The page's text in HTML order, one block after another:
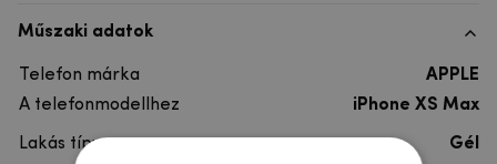
Műszaki adatok
Telefon márka
APPLE
A telefonmodellhez
iPhone XS Max
Lakás típusa
Gél